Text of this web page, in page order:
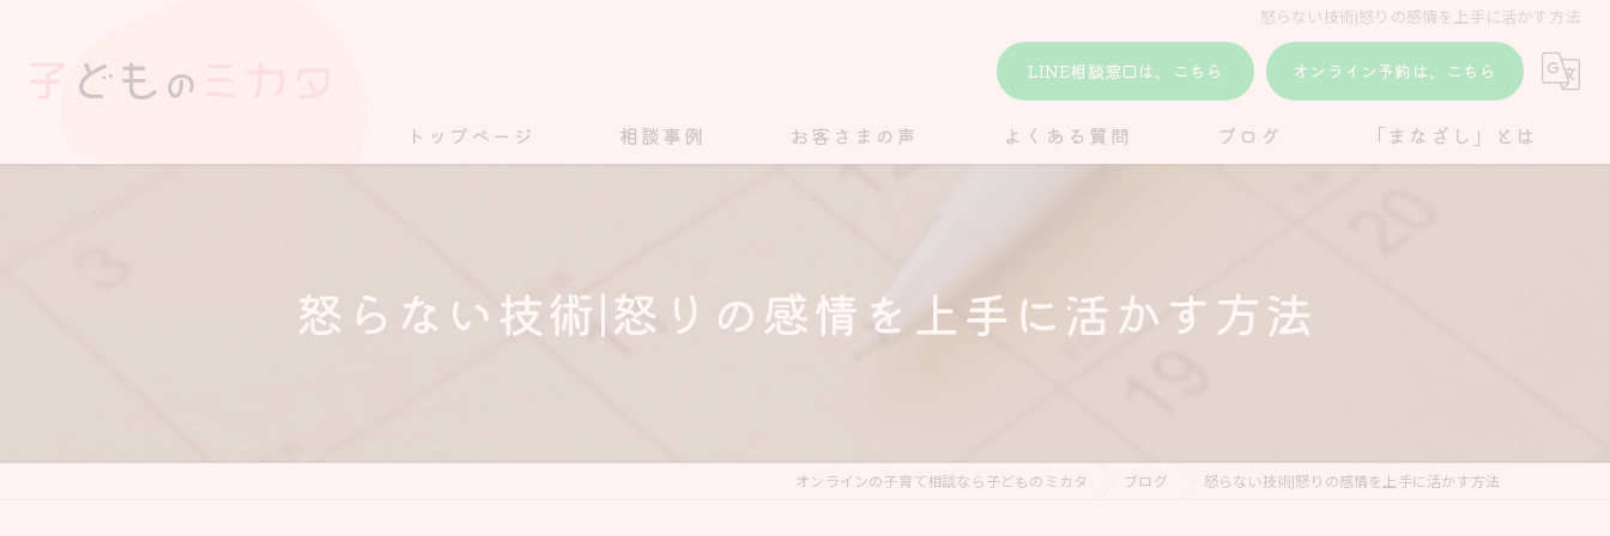
怒らない技術|怒りの感情を上手に活かす方法
LINE相談窓口は、こちら オンライン予約は、こちら
トップページ 相談事例 お客さまの声 よくある質問 ブログ 「まなざし」とは
怒らない技術|怒りの感情を上手に活かす方法
オンラインの子育て相談なら子どものミカタ ブログ 怒らない技術|怒りの感情を上手に活かす方法